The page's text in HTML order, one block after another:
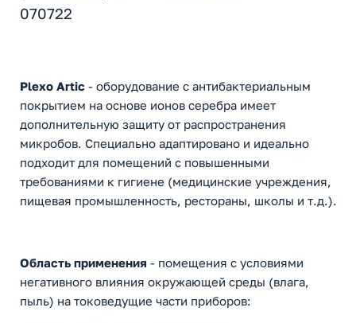
070722
Plexo Artic - оборудование с антибактериальным
покрытием на основе ионов серебра имеет
дополнительную защиту от распространения
микробов. Специально адаптировано и идеально
подходит для помещений с повышенными
требованиями к гигиене (медицинские учреждения,
пищевая промышленность, рестораны, школы и т.д.).
Область применения - помещения с условиями
негативного влияния окружающей среды (влага,
пыль) на токоведущие части приборов: